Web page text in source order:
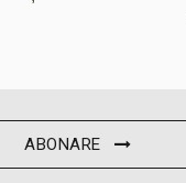
ABONARE